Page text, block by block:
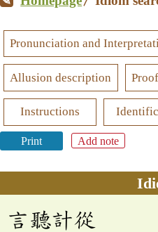
Pronunciation and
Allusion description
Instructions
Print Add note
言聽計從